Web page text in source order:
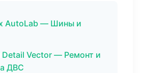
AutoLab — Шины и
Detail Vector — Ремонт и
ДВС